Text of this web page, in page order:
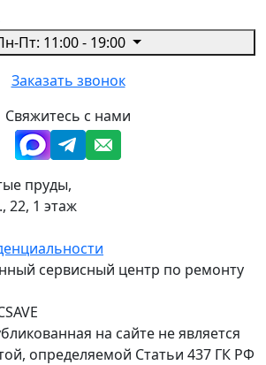
Пт: 11:00 - 19:00
Заказать звонок
Свяжитесь с нами
пруды,
22, 1 этаж
сервисный центр по ремонту
на сайте не является
определяемой Статьи 437 ГК РФ